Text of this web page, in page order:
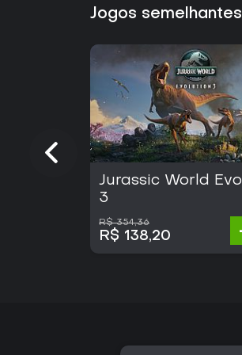
Jogos
Jurassic World
3
R$ 354,36
R$ 138,20